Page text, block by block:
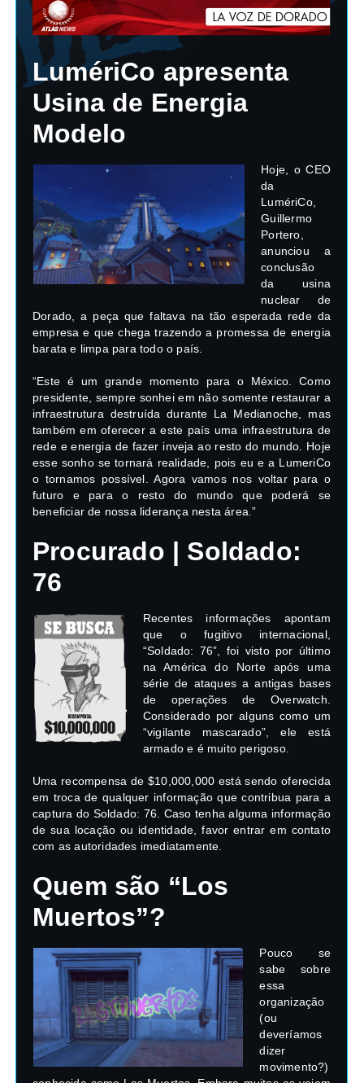
LumériCo apresenta
Usina de Energia
Modelo
Hoje, o CEO
da
LumériCo,
Guillermo
Portero,
anunciou a
conclusão
da usina
nuclear de
Dorado, a peça que faltava na tão esperada rede da
empresa e que chega trazendo a promessa de energia
barata e limpa para todo o país.
“Este é um grande momento para o México. Como
presidente, sempre sonhei em não somente restaurar a
infraestrutura destruída durante La Medianoche, mas
também em oferecer a este país uma infraestrutura de
rede e energia de fazer inveja ao resto do mundo. Hoje
esse sonho se tornará realidade, pois eu e a LumeriCo
o tornamos possível. Agora vamos nos voltar para o
futuro e para o resto do mundo que poderá se
beneficiar de nossa liderança nesta área.”
Procurado | Soldado:
76
Recentes informações apontam
que o fugitivo internacional,
“Soldado: 76”, foi visto por último
na América do Norte após uma
série de ataques a antigas bases
de operações de Overwatch.
Considerado por alguns como um
“vigilante mascarado”, ele está
armado e é muito perigoso.
Uma recompensa de $10,000,000 está sendo oferecida
em troca de qualquer informação que contribua para a
captura do Soldado: 76. Caso tenha alguma informação
de sua locação ou identidade, favor entrar em contato
com as autoridades imediatamente.
Quem são “Los
Muertos”?
Pouco se
sabe sobre
essa
organização
(ou
deveríamos
dizer
movimento?)